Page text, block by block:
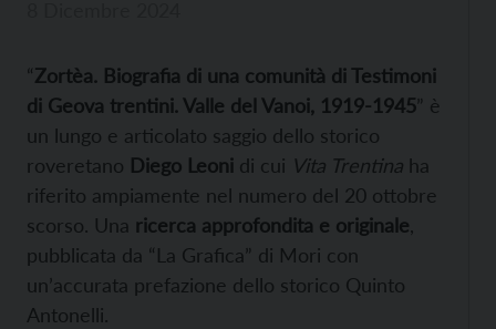
“Zortèa. Biografia di una comunità di Testimoni
di Geova trentini. Valle del Vanoi, 1919-1945” è
un lungo e articolato saggio dello storico
roveretano Diego Leoni di cui Vita Trentina ha
riferito ampiamente nel numero del 20 ottobre
scorso. Una ricerca approfondita e originale
pubblicata da “La Grafica” di Mori con
un’accurata prefazione dello storico Quinto
Antonelli.